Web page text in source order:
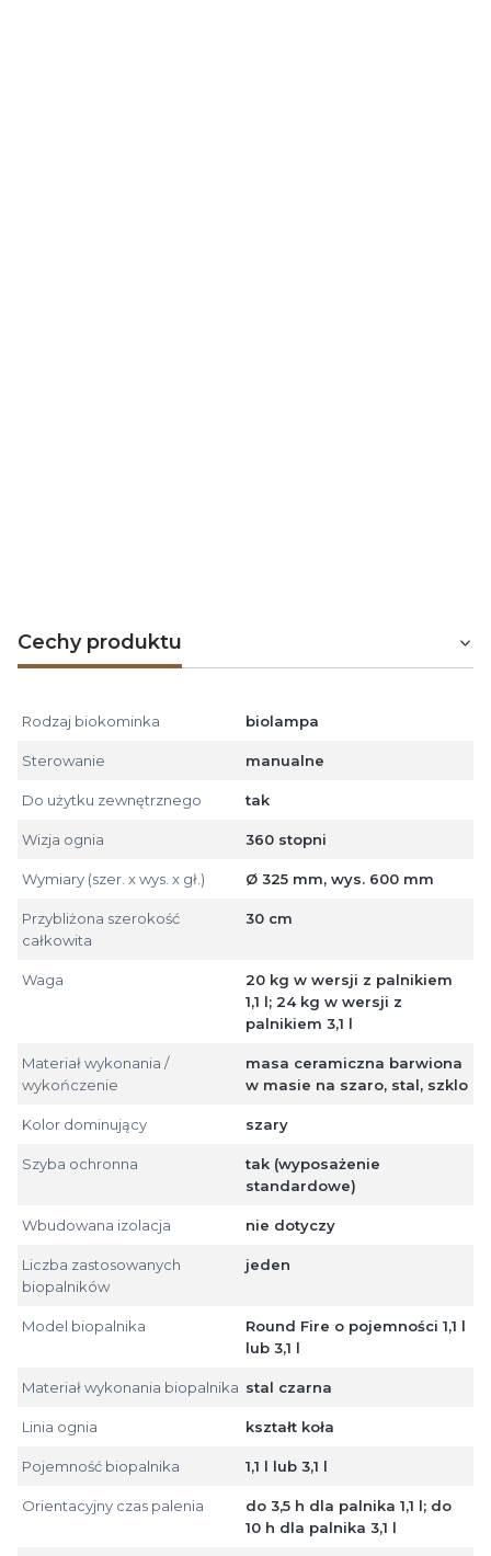
Cechy produktu
Rodzaj biokominka biolampa
Sterowanie manualne
Do użytku zewnętrznego tak
Wizja ognia 360 stopni
Wymiary (szer. x wys. x gł.) Ø 325 mm, wys. 600 mm
Przybliżona szerokość
całkowita
30 cm
Waga
20 kg w wersji z palnikiem
1,1 l; 24 kg w wersji z
palnikiem 3,1 l
Materiał wykonania /
wykończenie
masa ceramiczna barwiona
w masie na szaro, stal, szklo
Kolor dominujący szary
Szyba ochronna
tak (wyposażenie
standardowe)
Wbudowana izolacja nie dotyczy
Liczba zastosowanych
biopalników
jeden
Model biopalnika
Round Fire o pojemności 1,1 l
lub 3,1 l
Materiał wykonania biopalnika stal czarna
Linia ognia kształt koła
Pojemność biopalnika 1,1 l lub 3,1 l
Orientacyjny czas palenia
do 3,5 h dla palnika 1,1 l; do
10 h dla palnika 3,1 l